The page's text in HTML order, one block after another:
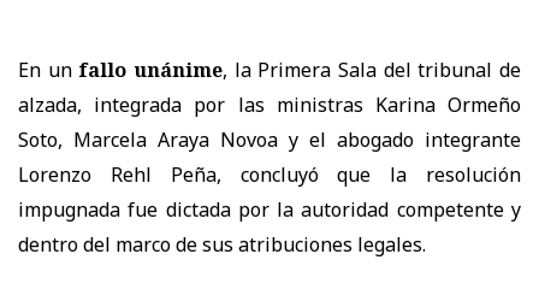
En un fallo unánime, la Primera Sala del tribunal de
alzada, integrada por las ministras Karina Ormeño
Soto, Marcela Araya Novoa y el abogado integrante
Lorenzo Rehl Peña, concluyó que la resolución
impugnadafue dictada por la autoridad competente y
dentro del marco de sus atribuciones legales.